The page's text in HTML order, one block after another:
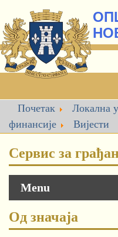
Почетак Локална
финансије
Вијести
Сервис за
Menu
Од значаја